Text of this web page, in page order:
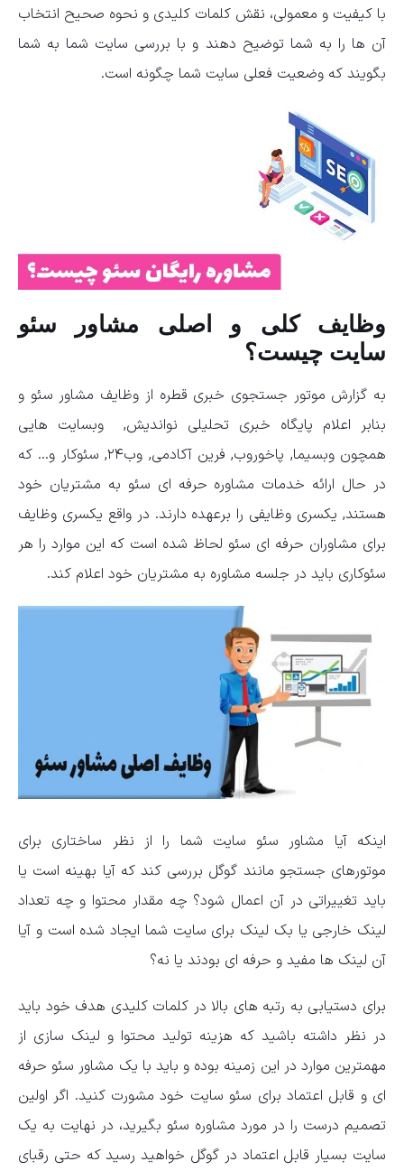
با کیفیت و معمولی، نقش کلمات کلیدی و نحوه صحیح انتخاب
آن ها را به شما توضیح دهند و با بررسی سایت شما به شما
بگویند که وضعیت فعلی سایت شما چگونه است.
وظایف کلی و اصلی مشاور سئو
سایت چیست؟
به گزارش موتور جستجوی خبری قطره از وظایف مشاور سئو و
بنابر اعلام پایگاه خبری تحلیلی نواندیش, وبسایت هایی
همچون وبسیما, پاخوروب, فرین آکادمی, وب۲۴, سئوکار و… که
در حال ارائه خدمات مشاوره حرفه ای سئو به مشتریان خود
هستند, یکسری وظایفی را برعهده دارند. در واقع یکسری وظایف
برای مشاوران حرفه ای سئو لحاظ شده است که این موارد را هر
سئوکاری باید در جلسه مشاوره به مشتریان خود اعلام کند.
اینکه آیا مشاور سئو سایت شما را از نظر ساختاری برای
موتورهای جستجو مانند گوگل بررسی کند که آیا بهینه است یا
باید تغییراتی در آن اعمال شود؟ چه مقدار محتوا و چه تعداد
لینک خارجی یا بک لینک برای سایت شما ایجاد شده است و آیا
آن لینک ها مفید و حرفه ای بودند یا نه؟
برای دستیابی به رتبه های بالا در کلمات کلیدی هدف خود باید
در نظر داشته باشید که هزینه تولید محتوا و لینک سازی از
مهمترین موارد در این زمینه بوده و باید با یک مشاور سئو حرفه
ای و قابل اعتماد برای سئو سایت خود مشورت کنید. اگر اولین
تصمیم درست را در مورد مشاوره سئو بگیرید، در نهایت به یک
سایت بسیار قابل اعتماد در گوگل خواهید رسید که حتی رقبای